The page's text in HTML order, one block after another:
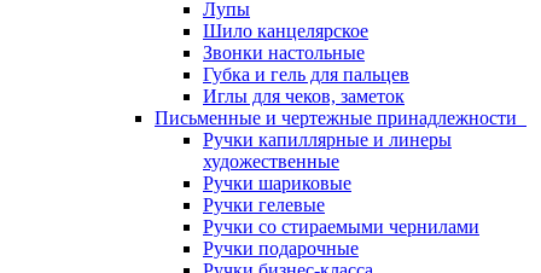
Лупы
Шило канцелярское
Звонки настольные
Губка и гель для пальцев
Иглы для чеков, заметок
Письменные и чертежные принадлежности
Ручки капиллярные и линеры
художественные
Ручки шариковые
Ручки гелевые
Ручки со стираемыми чернилами
Ручки подарочные